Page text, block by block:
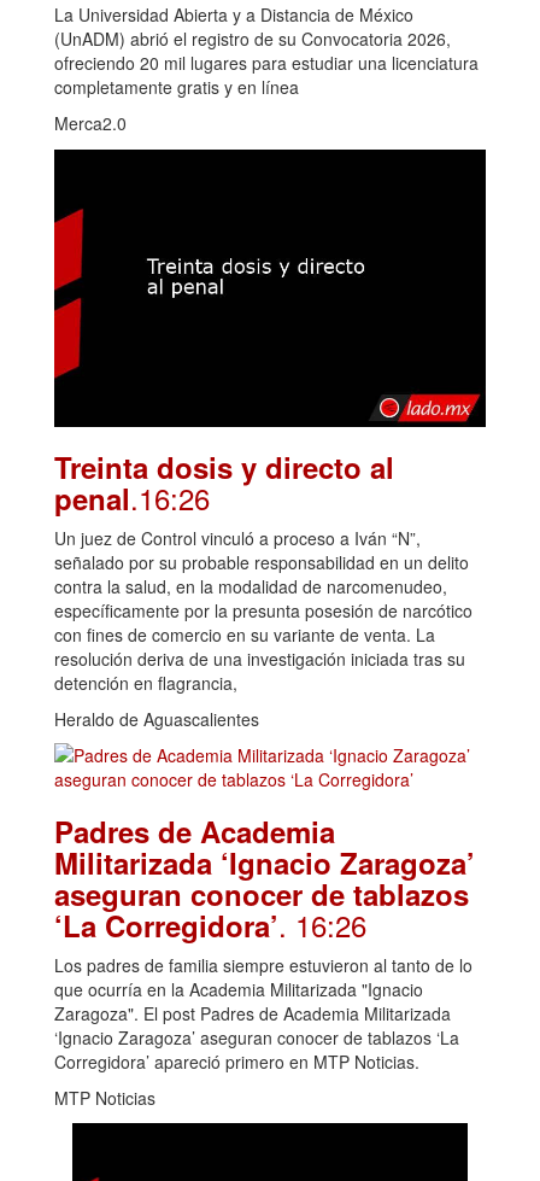
La Universidad Abierta y a Distancia de México
(UnADM) abrió el registro de su Convocatoria 2026,
ofreciendo 20 mil lugares para estudiar una licenciatura
completamente gratis y en línea
Merca2.0
Treinta dosis y directo al
penal.16:26
Un juez de Control vinculó a proceso a Iván “N”,
señalado por su probable responsabilidad en un delito
contra la salud, en la modalidad de narcomenudeo,
específicamente por la presunta posesión de narcótico
con fines de comercio en su variante de venta. La
resolución deriva de una investigación iniciada tras su
detención en flagrancia,
Heraldo de Aguascalientes
Padres de Academia
Militarizada ‘Ignacio Zaragoza’
aseguran conocer de tablazos
‘La Corregidora’. 16:26
Los padres de familia siempre estuvieron al tanto de lo
que ocurría en la Academia Militarizada "Ignacio
Zaragoza". El post Padres de Academia Militarizada
‘Ignacio Zaragoza’ aseguran conocer de tablazos ‘La
Corregidora’ apareció primero en MTP Noticias.
MTP Noticias